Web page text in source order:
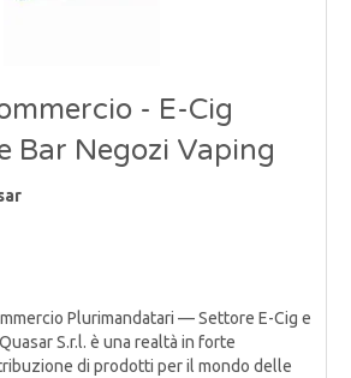
- E-Cig
Bar Negozi Vaping
Plurimandatari — Settore E-Cig e
S.r.l. è una realtà in forte
di prodotti per il mondo delle